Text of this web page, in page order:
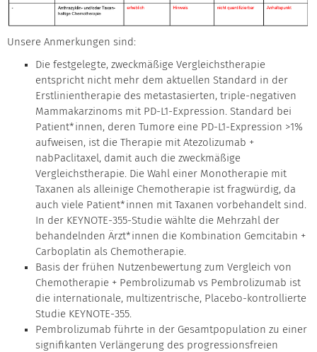
Unsere Anmerkungen sind:
Die festgelegte, zweckmäßige Vergleichstherapie
entspricht nicht mehr dem aktuellen Standard in der
Erstlinientherapie des metastasierten, triple-negativen
Mammakarzinoms mit PD-L1-Expression. Standard bei
Patient*innen, deren Tumore eine PD-L1-Expression >1%
aufweisen, ist die Therapie mit Atezolizumab +
nabPaclitaxel, damit auch die zweckmäßige
Vergleichstherapie. Die Wahl einer Monotherapie mit
Taxanen als alleinige Chemotherapie ist fragwürdig, da
auch viele Patient*innen mit Taxanen vorbehandelt sind.
In der KEYNOTE-355-Studie wählte die Mehrzahl der
behandelnden Ärzt*innen die Kombination Gemcitabin +
Carboplatin als Chemotherapie.
Basis der frühen Nutzenbewertung zum Vergleich von
Chemotherapie + Pembrolizumab vs Pembrolizumab ist
die internationale, multizentrische, Placebo-kontrollierte
Studie KEYNOTE-355.
Pembrolizumab führte in der Gesamtpopulation zu einer
signifikanten Verlängerung des progressionsfreien